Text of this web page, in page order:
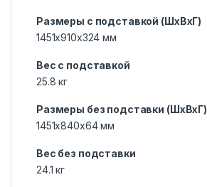
Размеры с подставкой (ШxВxГ)
1451x910x324 мм
Вес с подставкой
25.8 кг
Размеры без подставки (ШxВxГ)
1451x840x64 мм
Вес без подставки
24.1 кг